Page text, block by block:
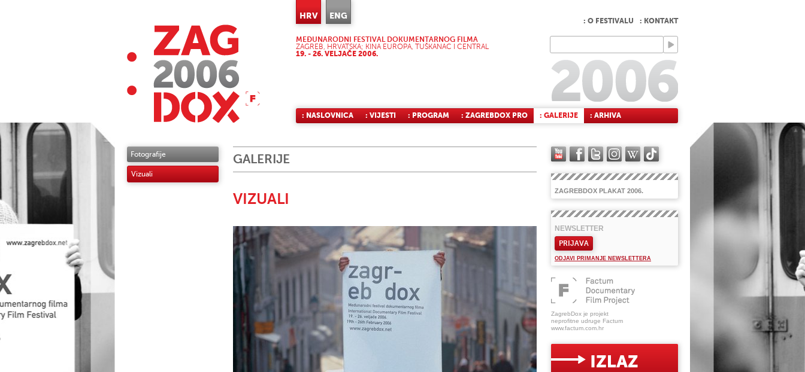
HRV ENG
: O FESTIVALU : KONTAKT
MEĐUNARODNI FESTIVAL DOKUMENTARNOG FILMA
ZAGREB, HRVATSKA; KINA EUROPA, TUŠKANAC I CENTRAL
19. - 26. VELJAČE 2006.
: NASLOVNICA : VIJESTI : PROGRAM : ZAGREBDOX PRO : GALERIJE : ARHIVA
Fotografije
Vizuali
GALERIJE
VIZUALI ZAGREBDOX PLAKAT 2006.
NEWSLETTER
PRIJAVA
ODJAVI PRIMANJE NEWSLETTERA
ZagrebDox je projekt
neprofitne udruge Factum
www.factum.com.hr